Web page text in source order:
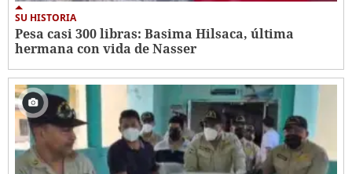
SU HISTORIA
Pesa casi 300 libras: Basima Hilsaca, última
hermana con vida de Nasser